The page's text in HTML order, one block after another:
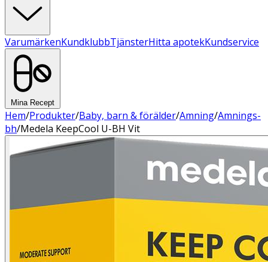
VarumärkenKundklubbTjänsterHitta apotekKundservice
Mina Recept
Hem/Produkter/Baby, barn & förälder/Amning/Amnings-
bh/Medela KeepCool U-BH Vit